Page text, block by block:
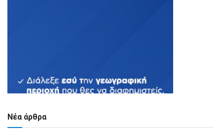
Νέα άρθρα